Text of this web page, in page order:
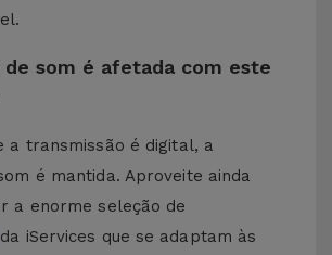
de som é afetada com este
a transmissão é digital, a
é mantida. Aproveite ainda
a enorme seleção de
da iServices que se adaptam às